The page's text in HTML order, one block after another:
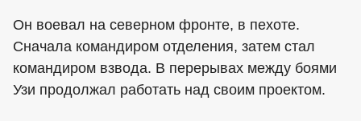
Он воевал на северном фронте, в пехоте.
Сначала командиром отделения, затем стал
командиром взвода. В перерывах между боями
Узи продолжал работать над своим проектом.